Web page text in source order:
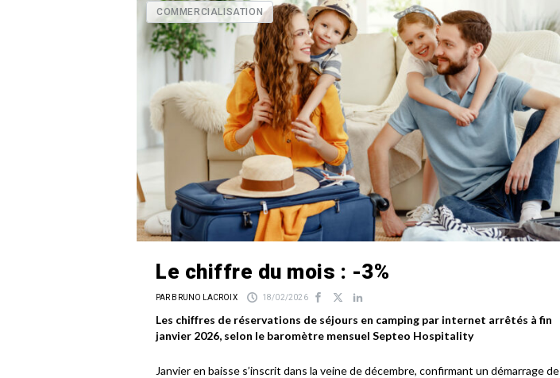
COMMERCIALISATION
Le chiffre du mois : -3%
PAR BRUNO LACROIX 18/02/2026
Les chiffres de réservations de séjours en camping par internet arrêtés à fin
janvier 2026, selon le baromètre mensuel Septeo Hospitality
Janvier en baisse s’inscrit dans la veine de décembre, confirmant un démarrage de